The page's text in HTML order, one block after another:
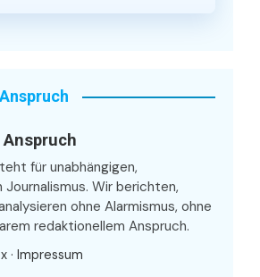
für unabhängigen,
Wir berichten,
ohne Alarmismus, ohne
redaktionellem Anspruch.
· Impressum